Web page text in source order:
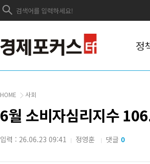
정
HOME 사회
6월 소비자심리지수
입력 : 26.06.23 09:41 | 정영훈 | 댓글 0